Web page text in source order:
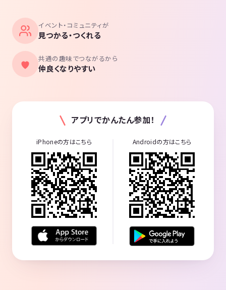
イベント・コミュニティが
見つかる・つくれる
共通の趣味でつながるから
仲良くなりやすい
アプリでかんたん参加！
iPhoneの方はこちら Androidの方はこちら